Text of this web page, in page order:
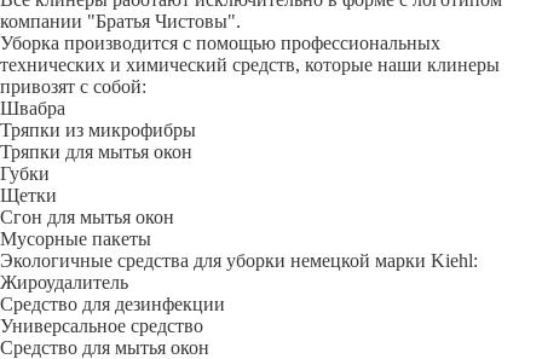
компании "Братья Чистовы".
Уборка производится с помощью профессиональных
технических и химический средств, которые наши клинеры
привозят с собой:
Швабра
Тряпки из микрофибры
Тряпки для мытья окон
Губки
Щетки
Сгон для мытья окон
Мусорные пакеты
Экологичные средства для уборки немецкой марки Kiehl:
Жироудалитель
Средство для дезинфекции
Универсальное средство
Средство для мытья окон